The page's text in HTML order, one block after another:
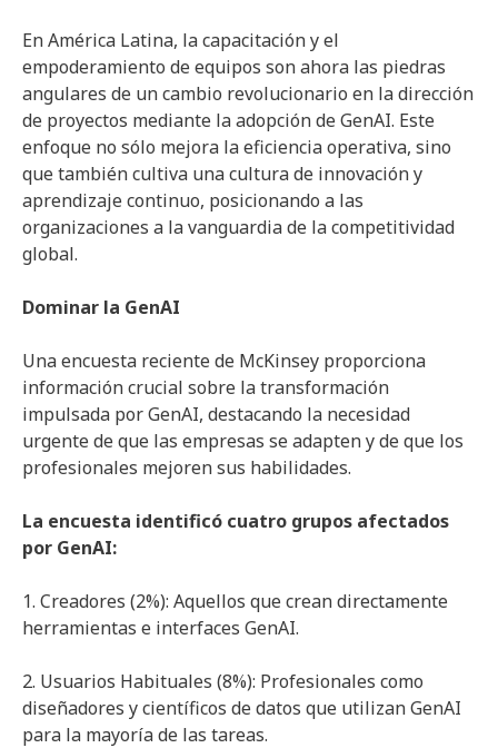
En América Latina, la capacitación y el
empoderamiento de equipos son ahora las piedras
angulares de un cambio revolucionario en la dirección
de proyectos mediante la adopción de GenAI. Este
enfoque no sólo mejora la eficiencia operativa, sino
que también cultiva una cultura de innovación y
aprendizaje continuo, posicionando a las
organizaciones a la vanguardia de la competitividad
global.
Dominar la GenAI
Una encuesta reciente de McKinsey proporciona
información crucial sobre la transformación
impulsada por GenAI, destacando la necesidad
urgente de que las empresas se adapten y de que los
profesionales mejoren sus habilidades.
La encuesta identificó cuatro grupos afectados
por GenAI:
1. Creadores (2%): Aquellos que crean directamente
herramientas e interfaces GenAI.
2. Usuarios Habituales (8%): Profesionales como
diseñadores y científicos de datos que utilizan GenAI
para la mayoría de las tareas.